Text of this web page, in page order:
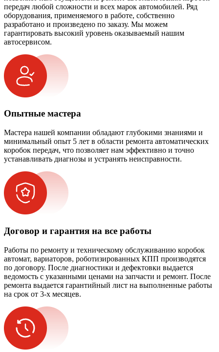
передач любой сложности и всех марок автомобилей. Ряд
оборудования, применяемого в работе, собственно
разработано и произведено по заказу. Мы можем
гарантировать высокий уровень оказываемый нашим
автосервисом.
Опытные мастера
Мастера нашей компании обладают глубокими знаниями и
минимальный опыт 5 лет в области ремонта автоматических
коробок передач, что позволяет нам эффективно и точно
устанавливать диагнозы и устранять неисправности.
Договор и гарантия на все работы
Работы по ремонту и техническому обслуживанию коробок
автомат, вариаторов, роботизированных КПП производятся
по договору. После диагностики и дефектовки выдается
ведомость с указанными ценами на запчасти и ремонт. После
ремонта выдается гарантийный лист на выполненные работы
на срок от 3-х месяцев.